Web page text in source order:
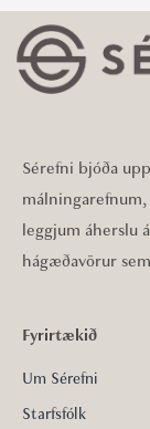
Sérefni bjóða
leggjum áherslu
hágæðavörur
Fyrirtækið
Um Sérefni
Starfsfólk